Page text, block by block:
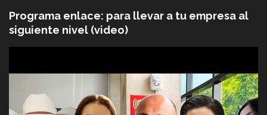
Programa enlace: para llevar a tu empresa al
siguiente nivel (video)